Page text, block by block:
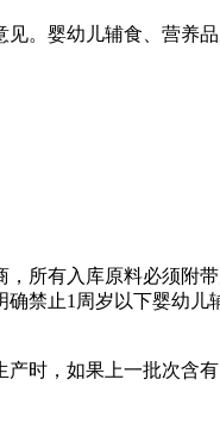
。婴幼儿辅食、营养
所有入库原料必须附
禁止1周岁以下婴幼儿
时，如果上一批次含